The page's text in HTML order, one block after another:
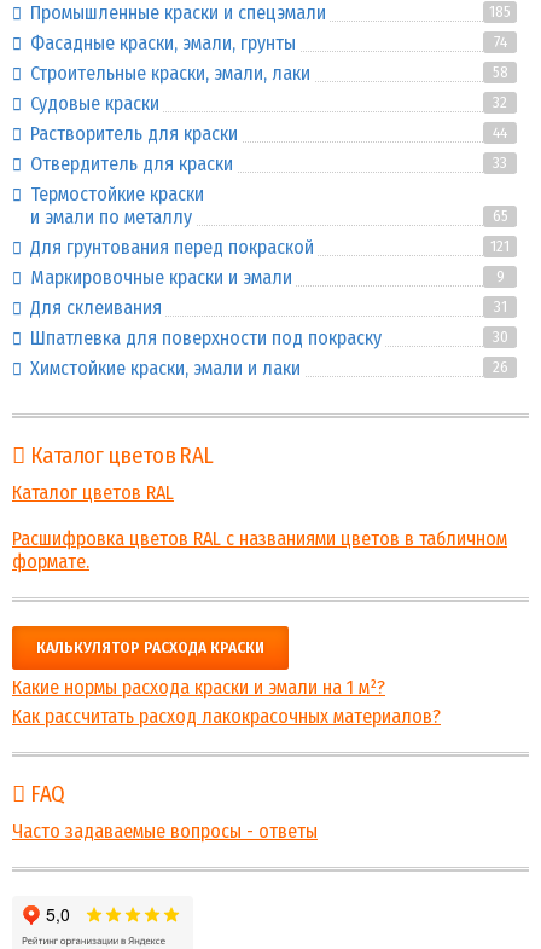
Промышленные краски и спецэмали 185
Фасадные краски, эмали, грунты 74
Строительные краски, эмали, лаки 58
Судовые краски 32
Растворитель для краски 44
Отвердитель для краски 33
Термостойкие краски
и эмали по металлу
65
Для грунтования перед покраской 121
Маркировочные краски и эмали 9
Для склеивания 31
Шпатлевка для поверхности под покраску 30
Химстойкие краски, эмали и лаки 26
Каталог цветов RAL
Каталог цветов RAL
Расшифровка цветов RAL с названиями цветов в табличном
формате.
КАЛЬКУЛЯТОР РАСХОДА КРАСКИ
Какие нормы расхода краски и эмали на 1 м²?
Как рассчитать расход лакокрасочных материалов?
FAQ
Часто задаваемые вопросы - ответы